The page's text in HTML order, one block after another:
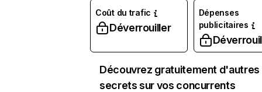
Coût du trafic
Déverrouiller
Dépenses
publicitaires
Découvrez gratuitement d'autres
secrets sur vos concurrents